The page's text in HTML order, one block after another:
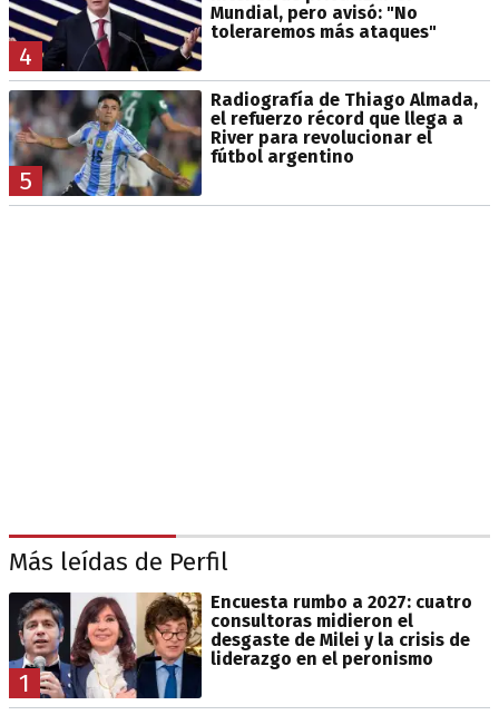
4
Mundial, pero avisó: "No
toleraremos más ataques"
5
Radiografía de Thiago Almada,
el refuerzo récord que llega a
River para revolucionar el
fútbol argentino
Más leídas de Perfil
1
Encuesta rumbo a 2027: cuatro
consultoras midieron el
desgaste de Milei y la crisis de
liderazgo en el peronismo